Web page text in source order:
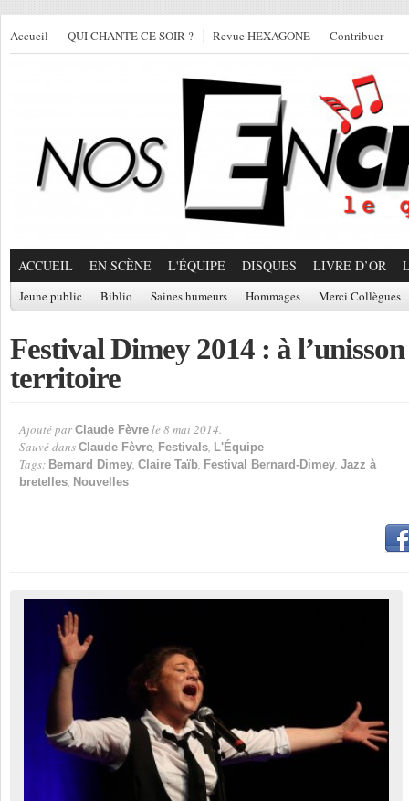
Accueil QUI CHANTE CE SOIR ? Revue HEXAGONE Contribuer
ACCUEIL EN SCÈNE L'ÉQUIPE DISQUES LIVRE D’OR
Jeune public Biblio Saines humeurs Hommages Merci Collègues
Festival Dimey 2014 : à l’unisson
territoire
Ajouté par Claude Fèvre le 8 mai 2014.
Sauvé dans Claude Fèvre, Festivals, L'Équipe
Tags: Bernard Dimey, Claire Taïb, Festival Bernard-Dimey, Jazz à
bretelles, Nouvelles